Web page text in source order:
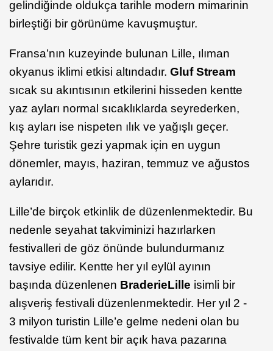
gelindiğinde oldukça tarihle modern mimarinin
birleştiği bir görünüme kavuşmuştur.
Fransa’nın kuzeyinde bulunan Lille, ılıman
okyanus iklimi etkisi altındadır. Gluf Stream
sıcak su akıntısının etkilerini hisseden kentte
yaz ayları normal sıcaklıklarda seyrederken,
kış ayları ise nispeten ılık ve yağışlı geçer.
Şehre turistik gezi yapmak için en uygun
dönemler, mayıs, haziran, temmuz ve ağustos
aylarıdır.
Lille’de birçok etkinlik de düzenlenmektedir. Bu
nedenle seyahat takviminizi hazırlarken
festivalleri de göz önünde bulundurmanız
tavsiye edilir. Kentte her yıl eylül ayının
başında düzenlenen BraderieLille isimli bir
alışveriş festivali düzenlenmektedir. Her yıl 2 -
3 milyon turistin Lille’e gelme nedeni olan bu
festivalde tüm kent bir açık hava pazarına